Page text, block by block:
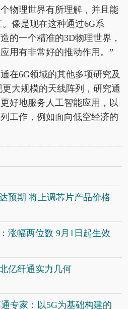
物理世界有所理解，并且能
像是现在这种通过6G系
的一个精准的3D物理世界，
用有非常好的推动作用。”
在6G领域的其他多项研究及
大规模的天线阵列，研究通
好地服务人工智能应用，以
工作，例如面向低空经济的
预期 将上调芯片产品价格
涨幅两位数 9月1日起生效
亿纤通实力几何
专家：以5G为基础构建的